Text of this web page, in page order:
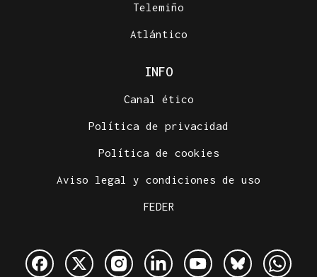
Telemiño
Atlántico
INFO
Canal ético
Política de privacidad
Política de cookies
Aviso legal y condiciones de uso
FEDER